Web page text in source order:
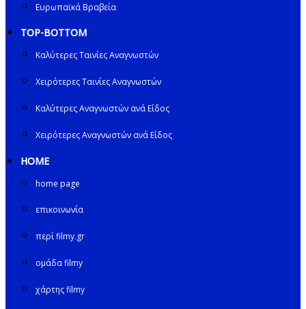
Ευρωπαϊκά Βραβεία
TOP-BOTTOM
Καλύτερες Ταινίες Αναγνωστών
Χειρότερες Ταινίες Αναγνωστών
Καλύτερες Αναγνωστών ανά Είδος
Χειρότερες Αναγνωστών ανά Είδος
HOME
home page
επικοινωνία
περί filmy.gr
ομάδα filmy
χάρτης filmy